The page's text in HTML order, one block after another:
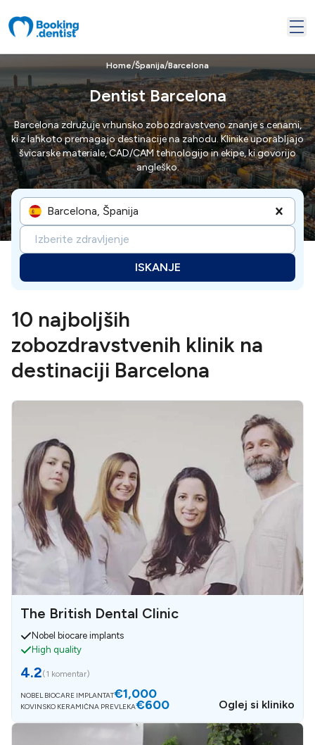
Home/Španija/Barcelona
Dentist Barcelona
Barcelona združuje vrhunsko zobozdravstveno znanje s cenami,
ki z lahkoto premagajo destinacije na zahodu. Klinike uporabljajo
švicarske materiale, CAD/CAM tehnologijo in ekipe, ki govorijo
angleško.
Barcelona, Španija
Izberite zdravljenje
ISKANJE
10 najboljših
zobozdravstvenih klinik na
destinaciji Barcelona
The British Dental Clinic
Nobel biocare implants
High quality
4.2(1 komentar)
NOBEL BIOCARE IMPLANTAT€1,000
KOVINSKO KERAMIČNA PREVLEKA€600 Oglej si kliniko